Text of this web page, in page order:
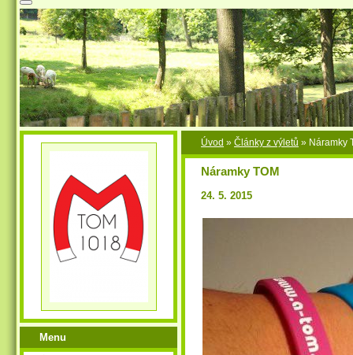
Úvod » Články z výletů » Náramky
Náramky TOM
24. 5. 2015
Menu